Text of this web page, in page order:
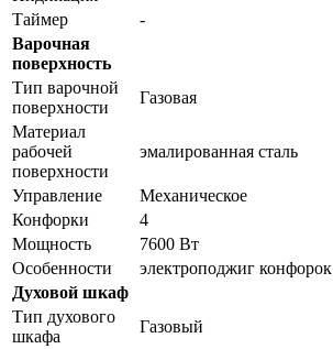
Таймер
-
Варочная
поверхность
Тип варочной
поверхности
Газовая
Материал
рабочей
поверхности
эмалированная сталь
Управление
Механическое
Конфорки
4
Мощность
7600 Вт
Особенности
электроподжиг конфорок
Духовой шкаф
Тип духового
шкафа
Газовый